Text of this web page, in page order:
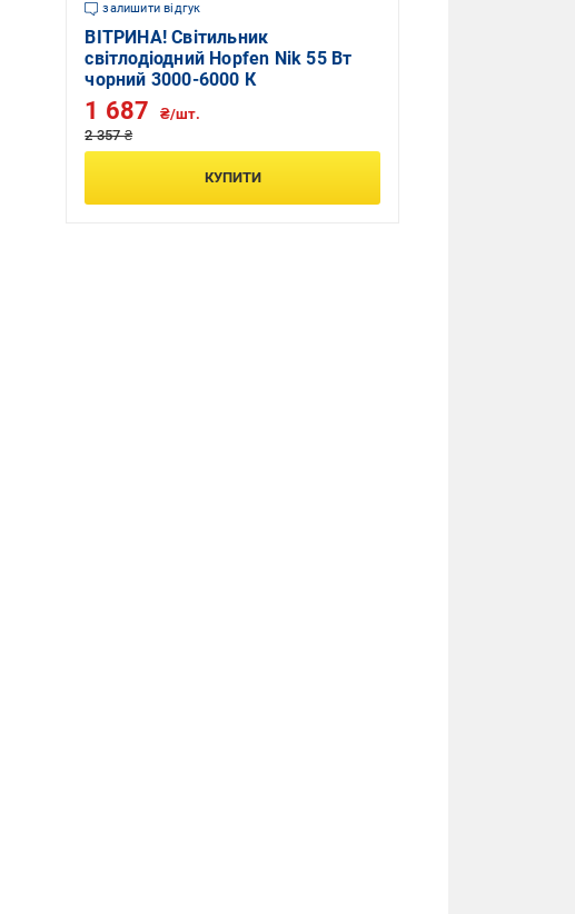
залишити відгук
ВІТРИНА! Світильник
світлодіодний Hopfen Nik 55 Вт
чорний 3000-6000 К
2 357 ₴
1 687 ₴/шт.
КУПИТИ